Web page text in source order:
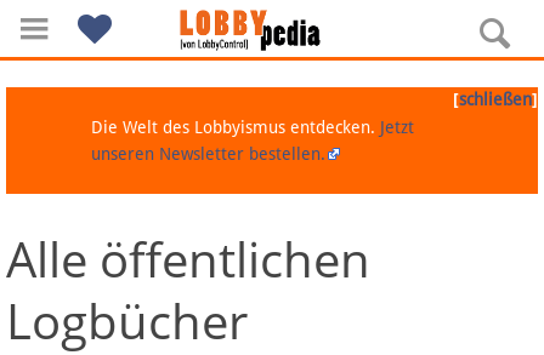
Navigation
Über Lobbypedia
[schließen]
Die Welt des Lobbyismus entdecken. Jetzt
unseren Newsletter bestellen.
Alle öffentlichen
Logbücher